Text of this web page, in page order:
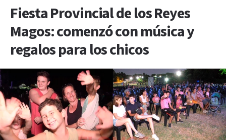
Fiesta Provincial de los Reyes
Magos: comenzó con música y
regalos para los chicos